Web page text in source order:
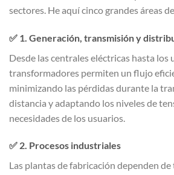
sectores. He aquí cinco grandes áreas
✅ 1. Generación, transmisión y
Desde las centrales eléctricas hasta los
transformadores permiten un flujo
minimizando las pérdidas durante la
distancia y adaptando los niveles de
necesidades de los usuarios.
✅ 2. Procesos industriales
Las plantas de fabricación dependen